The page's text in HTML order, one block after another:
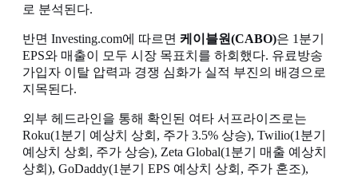
로 분석된다.
반면 Investing.com에 따르면 케이블원(CABO)은 1분기
EPS와 매출이 모두 시장 목표치를 하회했다. 유료방송
가입자 이탈 압력과 경쟁 심화가 실적 부진의 배경으로
지목된다.
외부 헤드라인을 통해 확인된 여타 서프라이즈로는
Roku(1분기 예상치 상회, 주가 3.5% 상승), Twilio(1분기
예상치 상회, 주가 상승), Zeta Global(1분기 매출 예상치
상회), GoDaddy(1분기 EPS 예상치 상회, 주가 혼조),